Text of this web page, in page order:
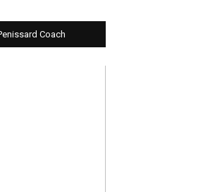
Coach